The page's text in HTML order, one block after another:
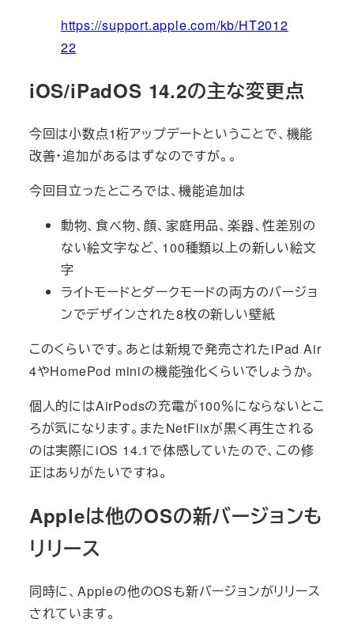
https://support.apple.com/kb/HT2012
22
iOS/iPadOS 14.2の主な変更点
今回は小数点1桁アップデートということで、機能
改善・追加があるはずなのですが。。
今回目立ったところでは、機能追加は
動物、食べ物、顔、家庭用品、楽器、性差別の
ない絵文字など、100種類以上の新しい絵文
字
ライトモードとダークモードの両方のバージョ
ンでデザインされた8枚の新しい壁紙
このくらいです。あとは新規で発売されたiPad Air
4やHomePod miniの機能強化くらいでしょうか。
個人的にはAirPodsの充電が100％にならないとこ
ろが気になります。またNetFlixが黒く再生される
のは実際にiOS 14.1で体感していたので、この修
正はありがたいですね。
Appleは他のOSの新バージョンも
リリース
同時に、Appleの他のOSも新バージョンがリリース
されています。